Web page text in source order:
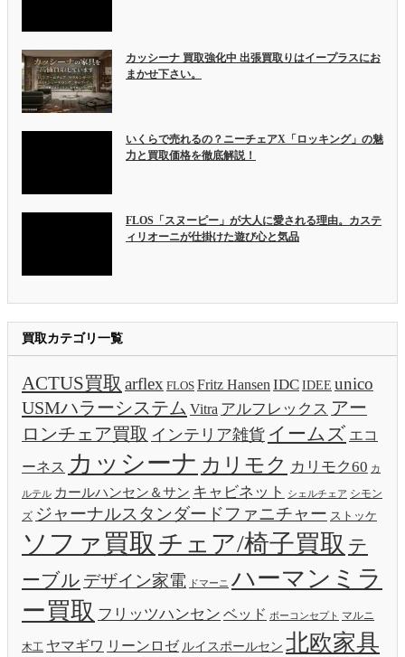
カッシーナ 買取強化中 出張買取りはイープラスにお
まかせ下さい。
いくらで売れるの？ニーチェアX「ロッキング」の魅
力と買取価格を徹底解説！
FLOS「スヌーピー」が大人に愛される理由。カステ
ィリオーニが仕掛けた遊び心と気品
買取カテゴリ一覧
ACTUS買取 arflex FLOS Fritz Hansen IDCIDEE unico
USMハラーシステム Vitra アルフレックス アー
ロンチェア買取 インテリア雑貨 イームズ エコ
ーネス カッシーナ カリモク カリモク60 カ
ルテル カールハンセン＆サン キャビネット シェルチェア シモン
ズ ジャーナルスタンダードファニチャー ストッケ
ソファ買取 チェア/椅子買取 テ
ーブル デザイン家電 ドマーニ ハーマンミラ
ー買取 フリッツハンセン ベッド ボーコンセプト マルニ
木工 ヤマギワ リーンロゼ ルイスポールセン 北欧家具